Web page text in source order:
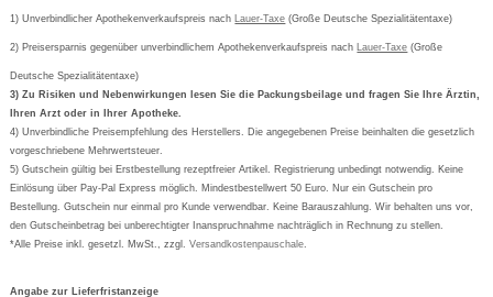
Cookie-Einstellungen
Vertrag widerrufen
Bestellschein ausfüllen
Newsletteranmeldung
Formoline
Wick
Eucerin
Basica
1) Unverbindlicher Apothekenverkaufspreis nach Lauer-Taxe (Große Deutsche Spezialitätentaxe)
2) Preisersparnis gegenüber unverbindlichem Apothekenverkaufspreis nach Lauer-Taxe (Große
Deutsche Spezialitätentaxe)
3) Zu Risiken und Nebenwirkungen lesen Sie die Packungsbeilage und fragen Sie Ihre Ärztin,
Ihren Arzt oder in Ihrer Apotheke.
4) Unverbindliche Preisempfehlung des Herstellers. Die angegebenen Preise beinhalten die gesetzlich
vorgeschriebene Mehrwertsteuer.
5) Gutschein gültig bei Erstbestellung rezeptfreier Artikel. Registrierung unbedingt notwendig. Keine
Einlösung über Pay-Pal Express möglich. Mindestbestellwert 50 Euro. Nur ein Gutschein pro
Bestellung. Gutschein nur einmal pro Kunde verwendbar. Keine Barauszahlung. Wir behalten uns vor,
den Gutscheinbetrag bei unberechtigter Inanspruchnahme nachträglich in Rechnung zu stellen.
*Alle Preise inkl. gesetzl. MwSt., zzgl.Versandkostenpauschale
Angabe zur Lieferfristanzeige